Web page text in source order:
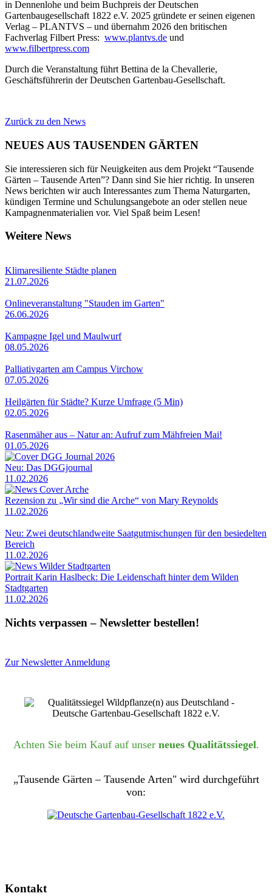
in Dennenlohe und beim Buchpreis der Deutschen
Gartenbaugesellschaft 1822 e.V. 2025 gründete er seinen eigenen
Verlag – PLANTVS – und übernahm 2026 den britischen
Fachverlag Filbert Press: www.plantvs.de und
www.filbertpress.com
Durch die Veranstaltung führt Bettina de la Chevallerie,
Geschäftsführerin der Deutschen Gartenbau-Gesellschaft.
Zurück zu den News
NEUES AUS TAUSENDEN GÄRTEN
Sie interessieren sich für Neuigkeiten aus dem Projekt “Tausende
Gärten – Tausende Arten”? Dann sind Sie hier richtig. In unseren
News berichten wir auch Interessantes zum Thema Naturgarten,
kündigen Termine und Schulungsangebote an oder stellen neue
Kampagnenmaterialien vor. Viel Spaß beim Lesen!
Weitere News
Klimaresiliente Städte planen
21.07.2026
Onlineveranstaltung "Stauden im Garten"
26.06.2026
Kampagne Igel und Maulwurf
08.05.2026
Palliativgarten am Campus Virchow
07.05.2026
Heilgärten für Städte? Kurze Umfrage (5 Min)
02.05.2026
Rasenmäher aus – Natur an: Aufruf zum Mähfreien Mai!
01.05.2026
Neu: Das DGGjournal
11.02.2026
Rezension zu „Wir sind die Arche“ von Mary Reynolds
11.02.2026
Neu: Zwei deutschlandweite Saatgutmischungen für den besiedelten
Bereich
11.02.2026
Portrait Karin Haslbeck: Die Leidenschaft hinter dem Wilden
Stadtgarten
11.02.2026
Nichts verpassen – Newsletter bestellen!
Zur Newsletter Anmeldung
Achten Sie beim Kauf auf unser neues Qualitätssiegel.
„Tausende Gärten – Tausende Arten" wird durchgeführt
von:
Kontakt